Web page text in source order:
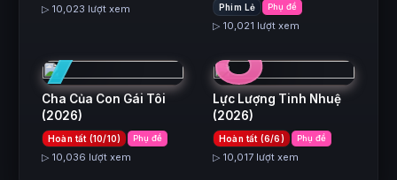
▷ 10,023 lượt xem Phim Lẻ Phụ đề
▷ 10,021 lượt xem
7
Cha Của Con Gái Tôi
(2026)
Hoàn tất (10/10) Phụ đề
▷ 10,036 lượt xem
8
Lực Lượng Tinh Nhuệ
(2026)
Hoàn tất (6/6) Phụ đề
▷ 10,017 lượt xem